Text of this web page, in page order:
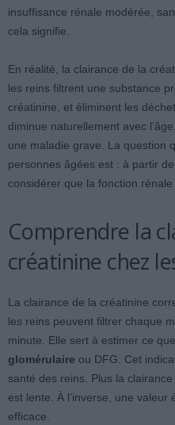
insuffisance rénale modérée,
cela signifie.
En réalité, la clairance de la
les reins filtrent une substance
créatinine, et éliminent les
diminue naturellement avec
une maladie grave. La question
personnes âgées est : à partir
considérer que la fonction
Comprendre la
créatinine chez
La clairance de la créatinine
les reins peuvent filtrer chaque
minute. Elle sert à estimer ce
glomérulaire ou DFG. Cet
santé des reins. Plus la
est lente. À l’inverse, une
efficace.